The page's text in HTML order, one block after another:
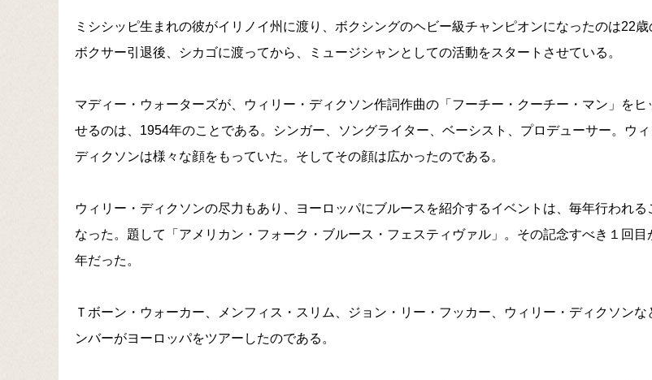
ミシシッピ生まれの彼がイリノイ州に渡り、ボクシングのヘビー級チャンピオンになったのは22歳
ボクサー引退後、シカゴに渡ってから、ミュージシャンとしての活動をスタートさせている。
マディー・ウォーターズが、ウィリー・ディクソン作詞作曲の「フーチー・クーチー・マン」をヒ
せるのは、1954年のことである。シンガー、ソングライター、ベーシスト、プロデューサー。ウィ
ディクソンは様々な顔をもっていた。そしてその顔は広かったのである。
ウィリー・ディクソンの尽力もあり、ヨーロッパにブルースを紹介するイベントは、毎年行われる
なった。題して「アメリカン・フォーク・ブルース・フェスティヴァル」。その記念すべき１回目
年だった。
Ｔボーン・ウォーカー、メンフィス・スリム、ジョン・リー・フッカー、ウィリー・ディクソンな
ンバーがヨーロッパをツアーしたのである。